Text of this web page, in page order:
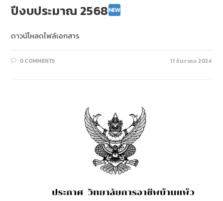
ปีงบประมาณ 2568
ดาวน์โหลดไฟล์เอกสาร
0 COMMENTS 11 ธันวาคม 2024